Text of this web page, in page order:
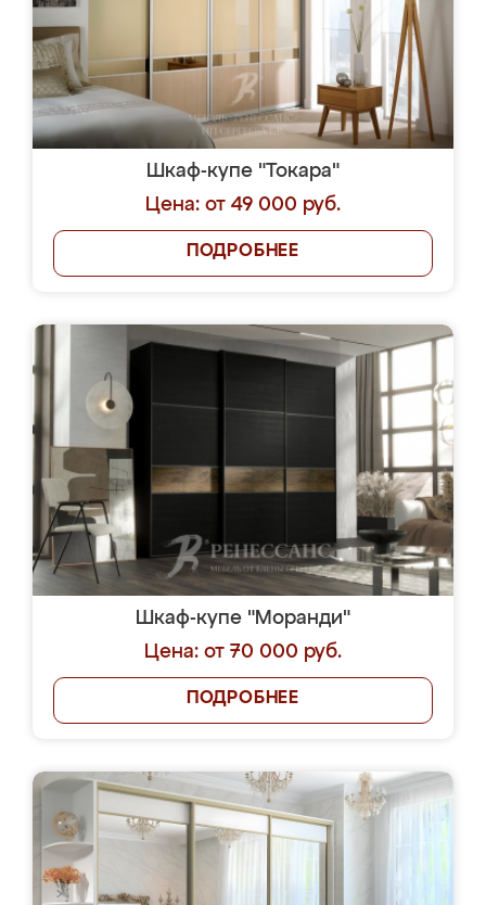
Шкаф-купе "Токара"
Цена: от 49 000 руб.
ПОДРОБНЕЕ
Шкаф-купе "Моранди"
Цена: от 70 000 руб.
ПОДРОБНЕЕ